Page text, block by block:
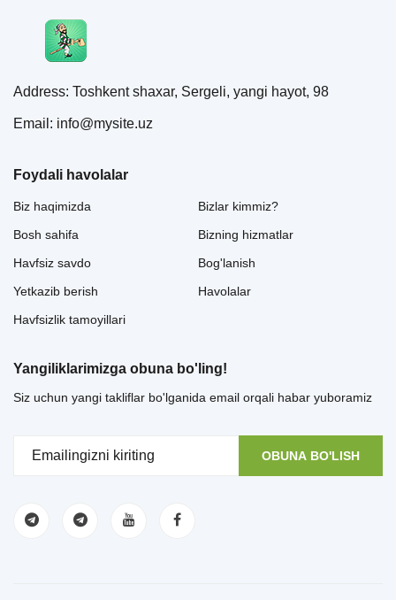
Address: Toshkent shaxar, Sergeli, yangi hayot, 98
Email: info@mysite.uz
Foydali havolalar
Biz haqimizda
Bosh sahifa
Havfsiz savdo
Yetkazib berish
Havfsizlik tamoyillari
Bizlar kimmiz?
Bizning hizmatlar
Bog'lanish
Havolalar
Yangiliklarimizga obuna bo'ling!
Siz uchun yangi takliflar bo'lganida email orqali habar yuboramiz
OBUNA BO'LISH